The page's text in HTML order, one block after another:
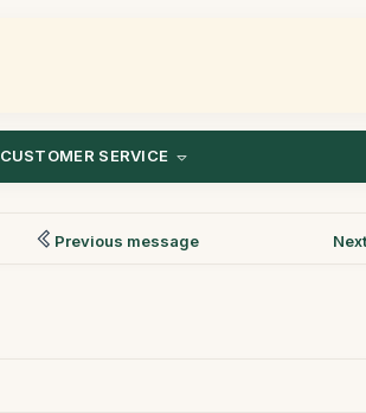
CUSTOMER SERVICE
Previous message